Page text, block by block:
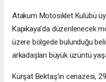
Atakum Motosiklet Kulübü
Kapıkaya’da düzenlenecek
üzere bölgede bulunduğu
arkadaşları büyük üzüntü
Kürşat Bektaş’ın cenazesi,